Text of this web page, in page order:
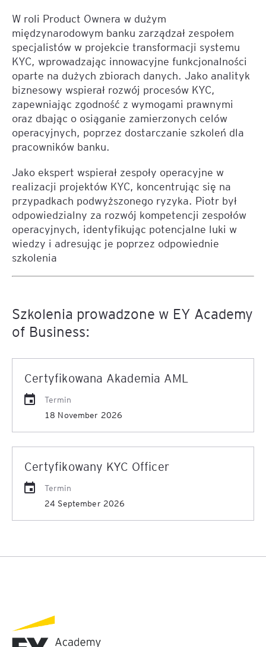
W roli Product Ownera w dużym
międzynarodowym banku zarządzał zespołem
specjalistów w projekcie transformacji systemu
KYC, wprowadzając innowacyjne funkcjonalności
oparte na dużych zbiorach danych. Jako analityk
biznesowy wspierał rozwój procesów KYC,
zapewniając zgodność z wymogami prawnymi
oraz dbając o osiąganie zamierzonych celów
operacyjnych, poprzez dostarczanie szkoleń dla
pracowników banku.
Jako ekspert wspierał zespoły operacyjne w
realizacji projektów KYC, koncentrując się na
przypadkach podwyższonego ryzyka. Piotr był
odpowiedzialny za rozwój kompetencji zespołów
operacyjnych, identyfikując potencjalne luki w
wiedzy i adresując je poprzez odpowiednie
szkolenia
Szkolenia prowadzone w EY Academy
of Business:
Certyfikowana Akademia AML
Termin
18 November 2026
Certyfikowany KYC Officer
Termin
24 September 2026